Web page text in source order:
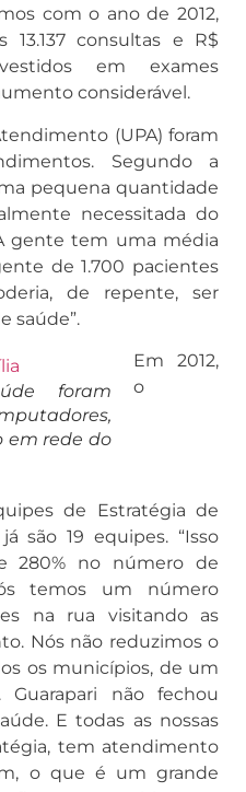
com o ano de 2012,
13.137 consultas e R$
em exames
considerável.
(UPA) foram
Segundo a
pequena quantidade
necessitada do
gente tem uma média
de 1.700 pacientes
de repente, ser
saúde”.
foram
em rede do
Em 2012,
o
de Estratégia de
são 19 equipes. “Isso
280% no número de
temos um número
na rua visitando as
Nós não reduzimos o
os municípios, de um
Guarapari não fechou
E todas as nossas
tem atendimento
o que é um grande